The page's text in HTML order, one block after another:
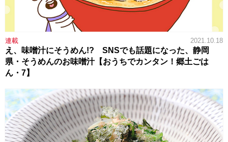
連載 2021.10.18
え、味噌汁にそうめん!? SNSでも話題になった、静岡
県・そうめんのお味噌汁【おうちでカンタン！郷土ごは
ん・7】